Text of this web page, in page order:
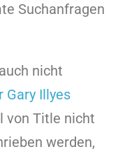
Suchanfragen
nicht
Gary Illyes
von Title nicht
werden,